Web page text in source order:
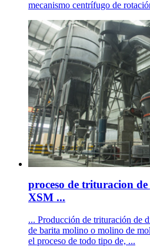
mecanismo centrífugo de
proceso de trituracion
XSM ...
... Producción de trituración de
de barita molino o molino de
el proceso de todo tipo de, ...